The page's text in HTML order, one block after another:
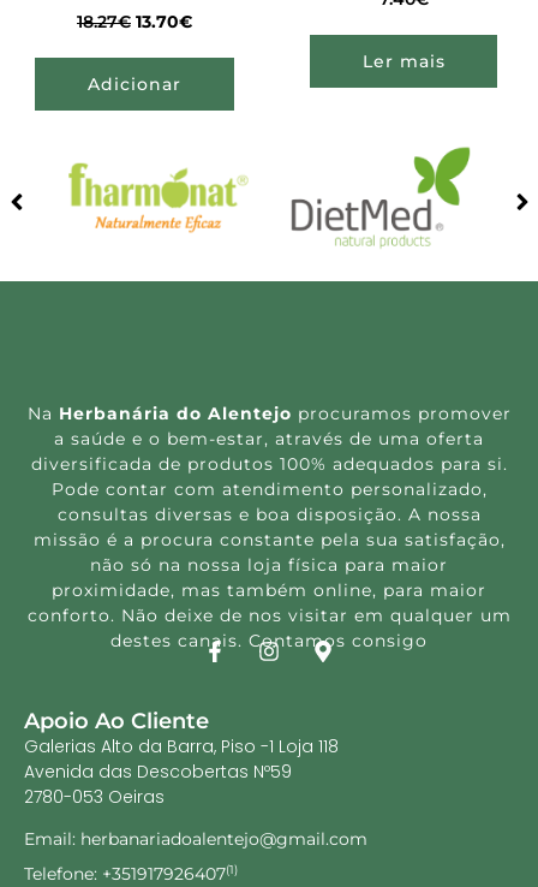
18.27€ 13.70€
Adicionar
Ler mais
Na Herbanária do Alentejo procuramos promover
a saúde e o bem-estar, através de uma oferta
diversificada de produtos 100% adequados para si.
Pode contar com atendimento personalizado,
consultas diversas e boa disposição. A nossa
missão é a procura constante pela sua satisfação,
não só na nossa loja física para maior
proximidade, mas também online, para maior
conforto. Não deixe de nos visitar em qualquer um
destes canais. Contamos consigo
Apoio Ao Cliente
Galerias Alto da Barra, Piso -1 Loja 118
Avenida das Descobertas Nº59
2780-053 Oeiras
Email: herbanariadoalentejo@gmail.com
Telefone: +351917926407(1)